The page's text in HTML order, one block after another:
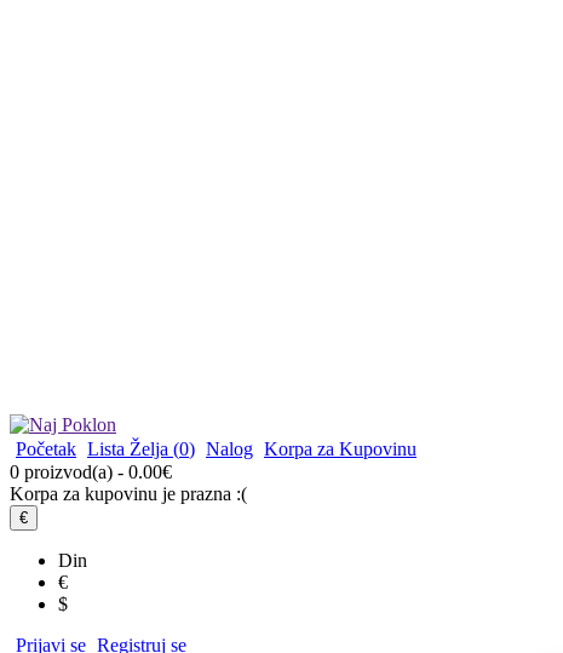
Početak Lista Želja (0) Nalog Korpa za Kupovinu
0 proizvod(a) - 0.00€
Korpa za kupovinu je prazna :(
€
Din
€
$
Prijavi se Registruj se